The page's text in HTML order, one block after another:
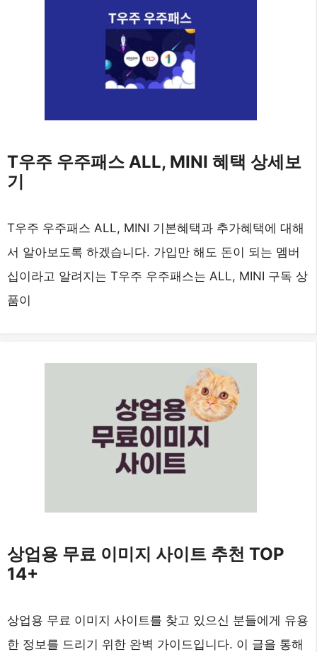
T우주 우주패스 ALL, MINI 혜택 상세보
기
T우주 우주패스 ALL, MINI 기본혜택과 추가혜택에 대해
서 알아보도록 하겠습니다. 가입만 해도 돈이 되는 멤버
십이라고 알려지는 T우주 우주패스는 ALL, MINI 구독 상
품이
상업용 무료 이미지 사이트 추천 TOP
14+
상업용 무료 이미지 사이트를 찾고 있으신 분들에게 유용
한 정보를 드리기 위한 완벽 가이드입니다. 이 글을 통해